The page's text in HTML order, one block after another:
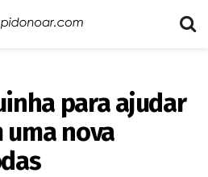
para ajudar
nova